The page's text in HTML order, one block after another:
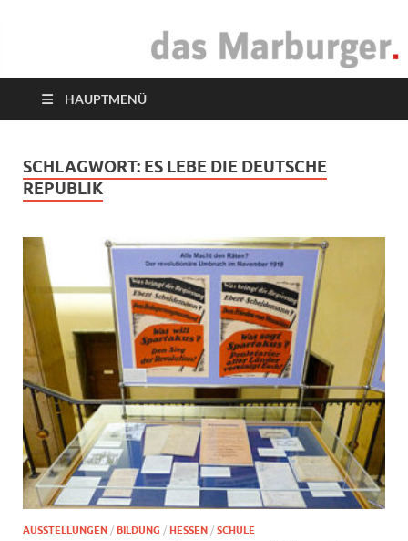
das Marburger.
HAUPTMENÜ
SCHLAGWORT: ES LEBE DIE DEUTSCHE
REPUBLIK
AUSSTELLUNGEN / BILDUNG / HESSEN / SCHULE